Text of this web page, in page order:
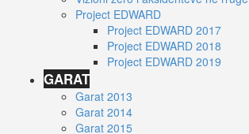
Project EDWARD
Project EDWARD 2017
Project EDWARD 2018
Project EDWARD 2019
GARAT
Garat 2013
Garat 2014
Garat 2015